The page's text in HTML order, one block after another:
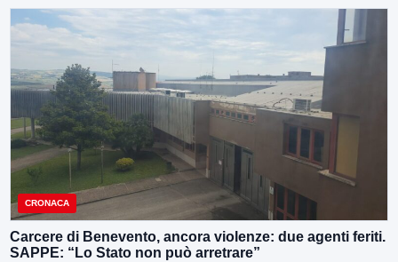
CRONACA
Carcere di Benevento, ancora violenze: due agenti feriti.
SAPPE: “Lo Stato non può arretrare”